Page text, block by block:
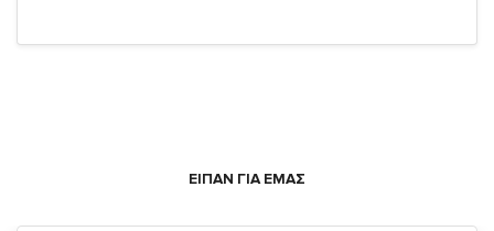
ΕΙΠΑΝ ΓΙΑ ΕΜΑΣ